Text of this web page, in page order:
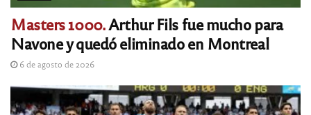
Masters 1000.Arthur Fils fue mucho para
Navone y quedó eliminado en Montreal
6 de agosto de 2026